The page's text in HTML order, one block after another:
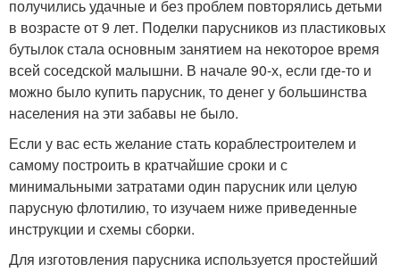
получились удачные и без проблем повторялись детьми
в возрасте от 9 лет. Поделки парусников из пластиковых
бутылок стала основным занятием на некоторое время
всей соседской малышни. В начале 90-х, если где-то и
можно было купить парусник, то денег у большинства
населения на эти забавы не было.
Если у вас есть желание стать кораблестроителем и
самому построить в кратчайшие сроки и с
минимальными затратами один парусник или целую
парусную флотилию, то изучаем ниже приведенные
инструкции и схемы сборки.
Для изготовления парусника используется простейший